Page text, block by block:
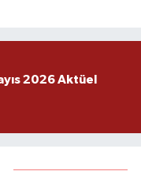
2026 Aktüel